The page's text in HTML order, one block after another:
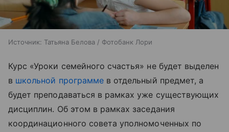
Источник: Татьяна Белова / Фотобанк Лори
Курс «Уроки семейного счастья» не будет выделен
в школьной программев отдельный предмет, а
будет преподаваться в рамках уже существующих
дисциплин. Об этом в рамках заседания
координационного совета уполномоченных по